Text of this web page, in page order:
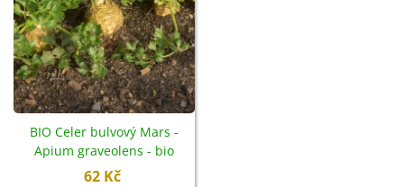
BIO Celer bulvový Mars -
Apium graveolens - bio
semena - 20 ks
62 Kč